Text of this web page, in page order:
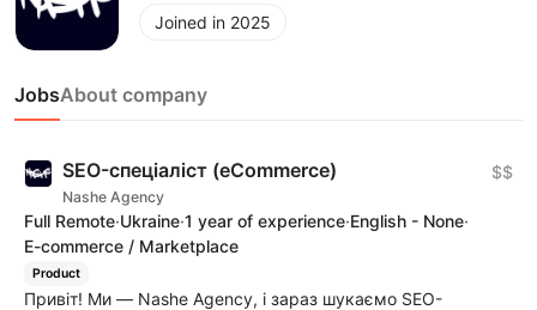
Joined in 2025
JobsAbout company
SEO-спеціаліст (eCommerce)
Nashe Agency
$$
Full Remote·Ukraine·1 year of experience·English - None·
E-commerce / Marketplace
Product
Привіт! Ми — Nashe Agency, і зараз шукаємо SEO-